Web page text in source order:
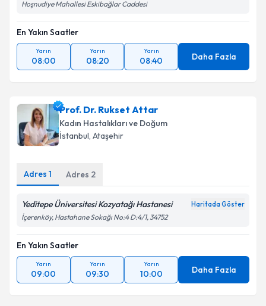
Hoşnudiye Mahallesi Eskibağlar Caddesi
En Yakın Saatler
Yarın
08:00
Yarın
08:20
Yarın
08:40 Daha Fazla
Prof. Dr. Rukset Attar
Kadın Hastalıkları ve Doğum
İstanbul, Ataşehir
Adres 1 Adres 2
Yeditepe Üniversitesi Kozyatağı Hastanesi Haritada Göster
İçerenköy, Hastahane Sokağı No:4 D:4/1, 34752
En Yakın Saatler
Yarın
09:00
Yarın
09:30
Yarın
10:00 Daha Fazla